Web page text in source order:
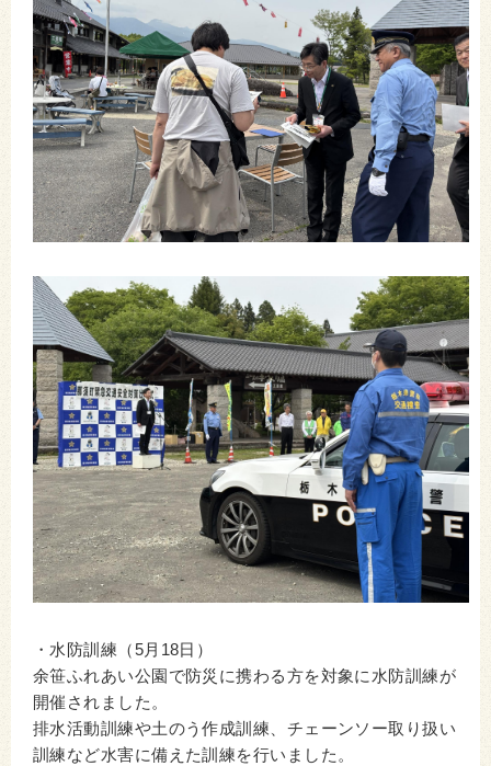
・水防訓練（5月18日）
余笹ふれあい公園で防災に携わる方を対象に水防訓練が
開催されました。
排水活動訓練や土のう作成訓練、チェーンソー取り扱い
訓練など水害に備えた訓練を行いました。